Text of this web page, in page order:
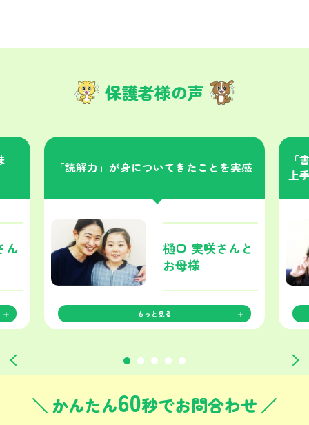
保護者様の声
ん
「読解力」が身についてきたことを実感
樋口 実咲さんと
お母様
もっと見る
「
上
かんたん60秒でお問合わせ